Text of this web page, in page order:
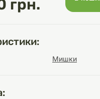
догляду
грн.
Мишки